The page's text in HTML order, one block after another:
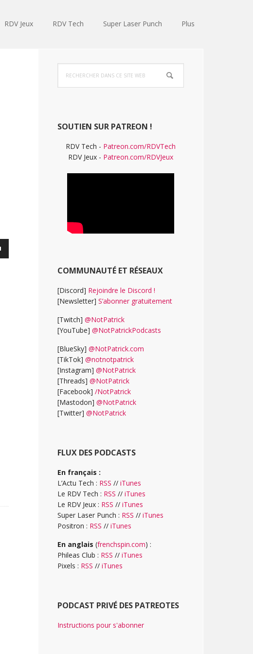
RDV Jeux RDV Tech Super Laser Punch Plus
Barre
latérale
dans
ce
SOUTIEN SUR PATREON !
RDV Tech - Patreon.com/RDVTech
RDV Jeux - Patreon.com/RDVJeux
COMMUNAUTÉ ET RÉSEAUX
[Discord] Rejoindre le Discord !
[Newsletter] S’abonner gratuitement
[Twitch] @NotPatrick
[YouTube] @NotPatrickPodcasts
[BlueSky] @NotPatrick.com
[TikTok] @notnotpatrick
[Instagram] @NotPatrick
[Threads] @NotPatrick
[Facebook] /NotPatrick
[Mastodon] @NotPatrick
[Twitter] @NotPatrick
FLUX DES PODCASTS
En français :
L’Actu Tech : RSS // iTunes
Le RDV Tech : RSS // iTunes
Le RDV Jeux : RSS // iTunes
Super Laser Punch : RSS // iTunes
Positron : RSS // iTunes
En anglais (frenchspin.com) :
Phileas Club : RSS // iTunes
Pixels : RSS // iTunes
PODCAST PRIVÉ DES PATREOTES
Instructions pour s'abonner